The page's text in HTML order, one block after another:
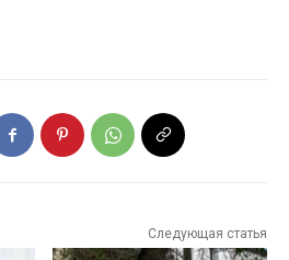
Следующая статья